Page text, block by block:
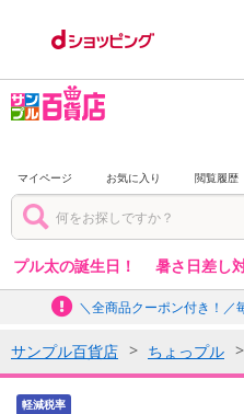
マイページ お気に入り 閲覧履歴
プル太の誕生日！ 暑さ日差し
＼全商品クーポン付き！／
サンプル百貨店 ちょっプル
軽減税率